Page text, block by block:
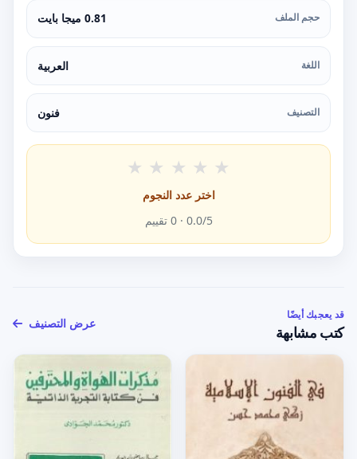
حجم الملف 0.81 ميجا بايت
اللغة العربية
التصنيف فنون
★ ★ ★ ★ ★
اختر عدد النجوم
0.0/5 ·
0 تقييم
قد يعجبك أيضًا
كتب مشابهة
عرض التصنيف